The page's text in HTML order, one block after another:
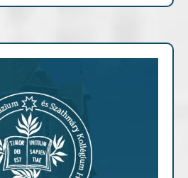
Archív cikkek